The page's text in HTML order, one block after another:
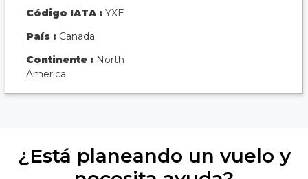
Código IATA : YXE
País : Canada
Continente : North
America
¿Está planeando un vuelo y